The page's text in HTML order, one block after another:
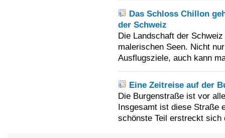
Das Schloss Chillon
der Schweiz
Die Landschaft der
malerischen Seen. Nicht
Ausflugsziele, auch kann
Eine Zeitreise auf der
Die Burgenstraße ist vor
Insgesamt ist diese Straße
schönste Teil erstreckt